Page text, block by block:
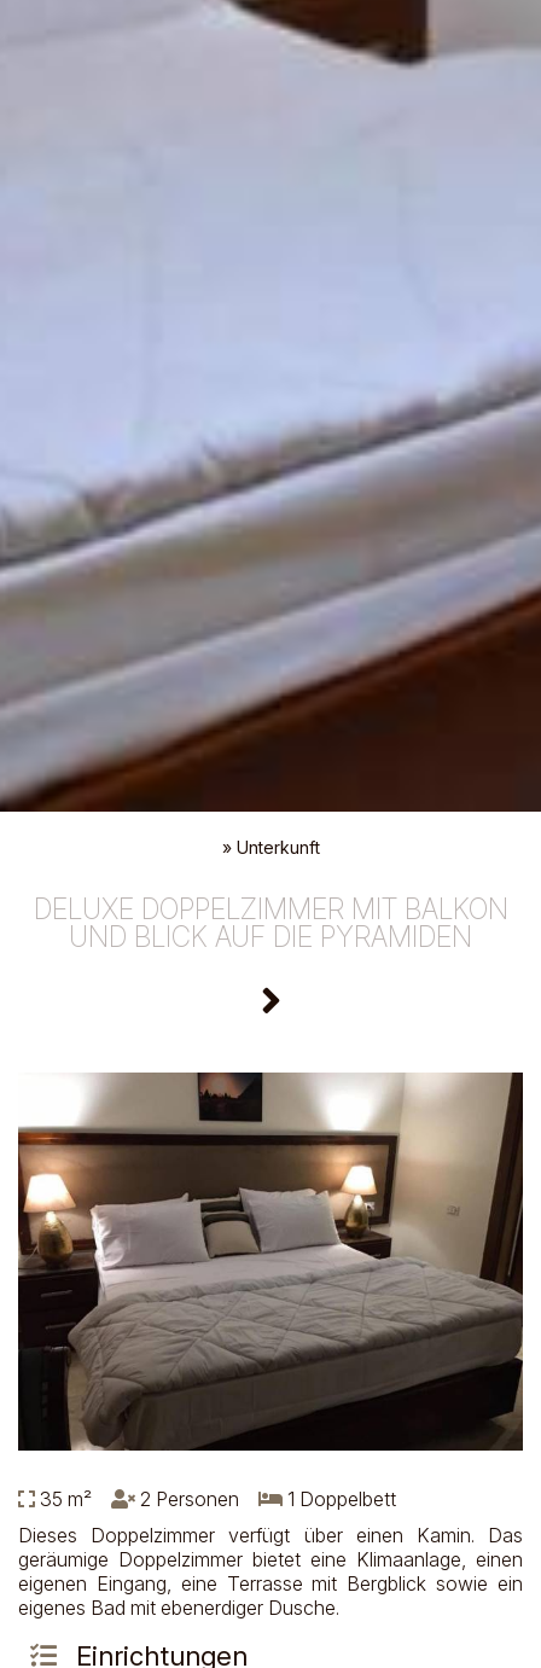
» Unterkunft
DELUXE DOPPELZIMMER MIT BALKON
UND BLICK AUF DIE PYRAMIDEN
35 m² 2 Personen
1 Doppelbett
Dieses Doppelzimmer verfügt über einen Kamin. Das
geräumige Doppelzimmer bietet eine Klimaanlage, einen
eigenen Eingang, eine Terrasse mit Bergblick sowie ein
eigenes Bad mit ebenerdiger Dusche.
Einrichtungen